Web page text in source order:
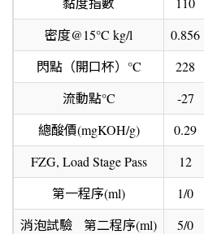
密度@15°C kg/l
0.856
閃點（開口杯）°C
228
流動點°C
-27
總酸價(mgKOH/g)
0.29
FZG, Load Stage Pass
12
第一程序(ml)
1/0
消泡試驗 第二程序(ml)
5/0